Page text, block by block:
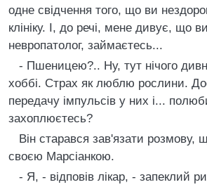
одне свiдчення того, що ви
клiнiку. I, до речi, мене дивує, що
невропатолог, займаєтесь...
- Пшеницею?.. Ну, тут нiчого
хоббi. Страх як люблю рослини.
передачу iмпульсiв у них i...
захоплюєтесь?
Вiн старався зав'язати розмову,
своєю Марсiанкою.
- Я, - вiдповiв лiкар, - запеклий